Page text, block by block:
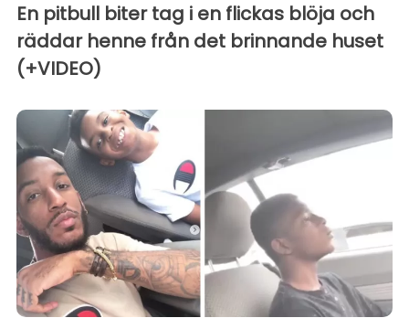
En pitbull biter tag i en flickas blöja och
räddar henne från det brinnande huset
(+VIDEO)